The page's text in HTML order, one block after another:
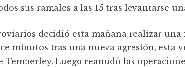
sus ramales a las 15 tras levantarse
decidió esta mañana realizar
minutos tras una nueva agresión, esta
Temperley. Luego reanudó las